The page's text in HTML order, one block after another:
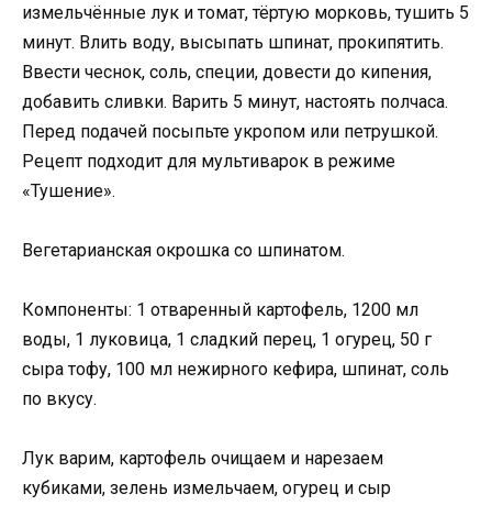
измельчённые лук и томат, тёртую морковь, тушить 5
минут. Влить воду, высыпать шпинат, прокипятить.
Ввести чеснок, соль, специи, довести до кипения,
добавить сливки. Варить 5 минут, настоять полчаса.
Перед подачей посыпьте укропом или петрушкой.
Рецепт подходит для мультиварок в режиме
«Тушение».
Вегетарианская окрошка со шпинатом.
Компоненты: 1 отваренный картофель, 1200 мл
воды, 1 луковица, 1 сладкий перец, 1 огурец, 50 г
сыра тофу, 100 мл нежирного кефира, шпинат, соль
по вкусу.
Лук варим, картофель очищаем и нарезаем
кубиками, зелень измельчаем, огурец и сыр